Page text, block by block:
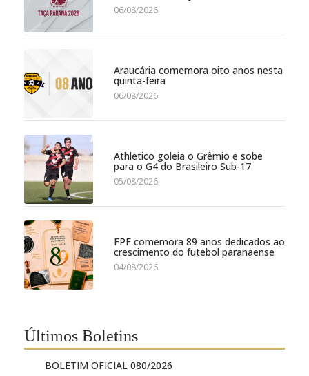
06/08/2026
Araucária comemora oito anos nesta
quinta-feira
06/08/2026
Athletico goleia o Grêmio e sobe
para o G4 do Brasileiro Sub-17
05/08/2026
FPF comemora 89 anos dedicados ao
crescimento do futebol paranaense
04/08/2026
Últimos Boletins
BOLETIM OFICIAL 080/2026